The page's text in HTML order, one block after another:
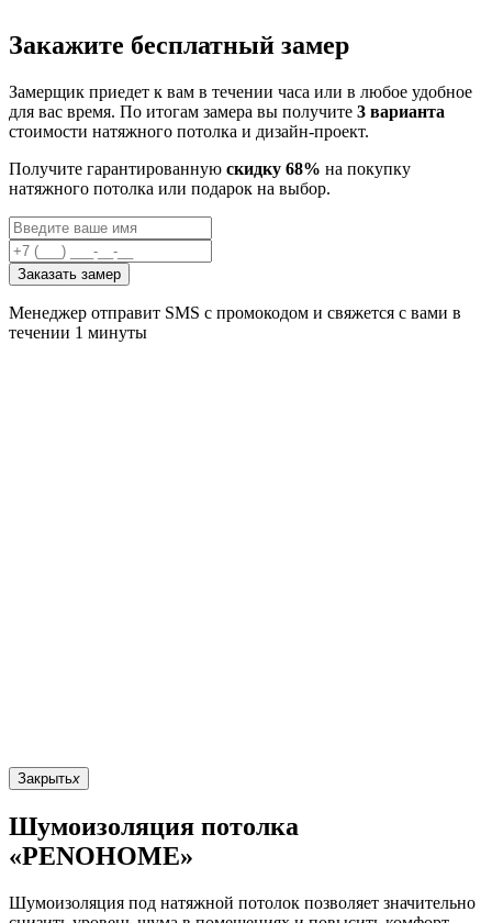
Закажите бесплатный замер
Замерщик приедет к вам в течении часа или в любое удобное
для вас время. По итогам замера вы получите 3 варианта
стоимости натяжного потолка и дизайн-проект.
Получите гарантированную скидку 68% на покупку
натяжного потолка или подарок на выбор.
Заказать замер
Менеджер отправит SMS с промокодом и свяжется с вами в
течении 1 минуты
Закрытьx
Шумоизоляция потолка
«PENOHOME»
Шумоизоляция под натяжной потолок позволяет значительно